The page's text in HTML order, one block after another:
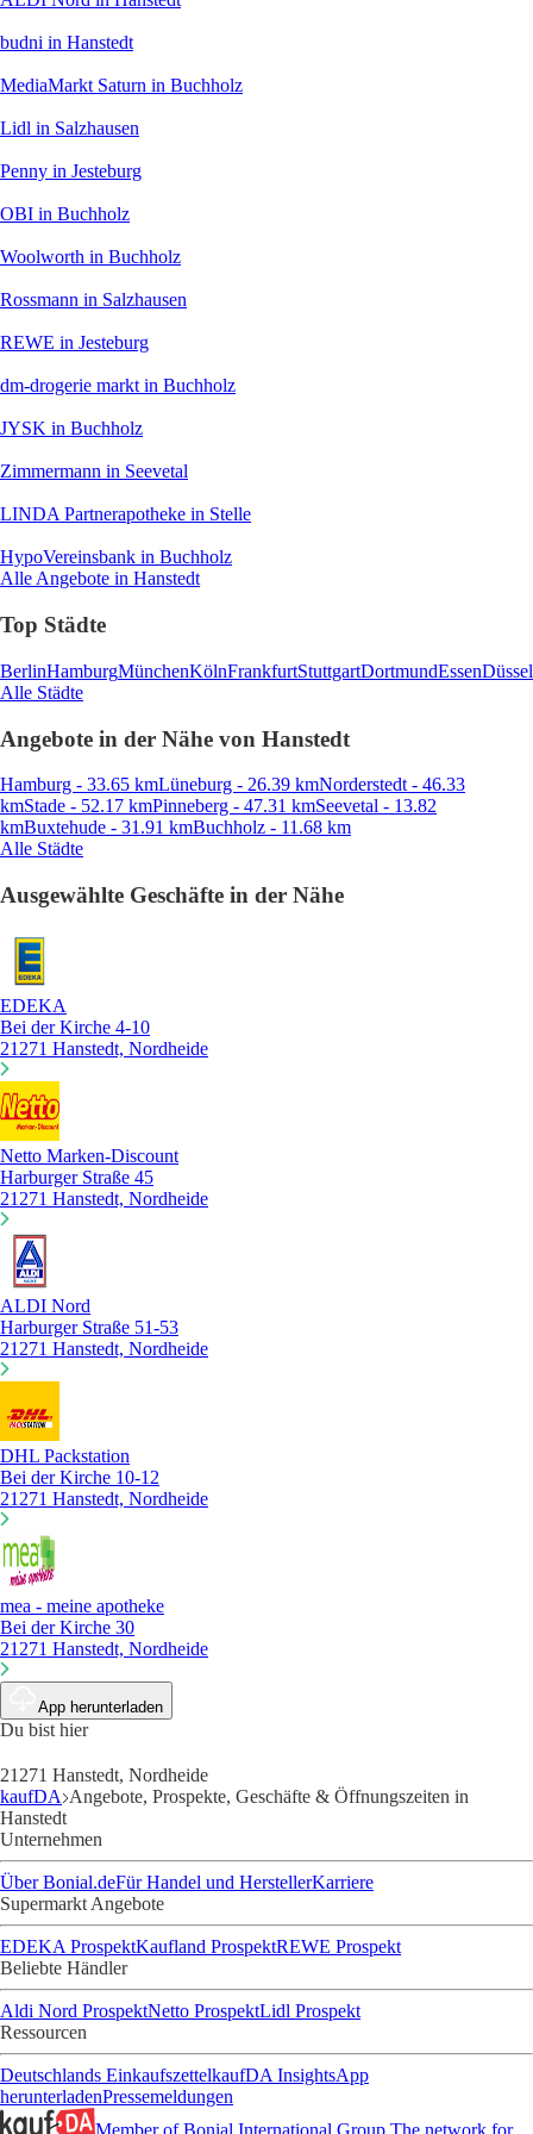
budni in Hanstedt
MediaMarkt Saturn in Buchholz
Lidl in Salzhausen
Penny in Jesteburg
OBI in Buchholz
Woolworth in Buchholz
Rossmann in Salzhausen
REWE in Jesteburg
dm-drogerie markt in Buchholz
JYSK in Buchholz
Zimmermann in Seevetal
LINDA Partnerapotheke in Stelle
HypoVereinsbank in Buchholz
Alle Angebote in Hanstedt
Top Städte
BerlinHamburgMünchenKölnFrankfurtStuttgartDortmundEssen
Alle Städte
Angebote in der Nähe von Hanstedt
Hamburg - 33.65 kmLüneburg - 26.39 kmNorderstedt - 46.33
kmStade - 52.17 kmPinneberg - 47.31 kmSeevetal - 13.82
kmBuxtehude - 31.91 kmBuchholz - 11.68 km
Alle Städte
Ausgewählte Geschäfte in der Nähe
EDEKA
Bei der Kirche 4-10
21271 Hanstedt, Nordheide
Netto Marken-Discount
Harburger Straße 45
21271 Hanstedt, Nordheide
ALDI Nord
Harburger Straße 51-53
21271 Hanstedt, Nordheide
DHL Packstation
Bei der Kirche 10-12
21271 Hanstedt, Nordheide
mea - meine apotheke
Bei der Kirche 30
21271 Hanstedt, Nordheide
App herunterladen
Du bist hier
21271 Hanstedt, Nordheide
kaufDA Angebote, Prospekte, Geschäfte & Öffnungszeiten in
Hanstedt
Unternehmen
Über Bonial.deFür Handel und HerstellerKarriere
Supermarkt Angebote
EDEKA ProspektKaufland ProspektREWE Prospekt
Beliebte Händler
Aldi Nord ProspektNetto ProspektLidl Prospekt
Ressourcen
Deutschlands EinkaufszettelkaufDA InsightsApp
herunterladenPressemeldungen
Member of Bonial International Group The network for